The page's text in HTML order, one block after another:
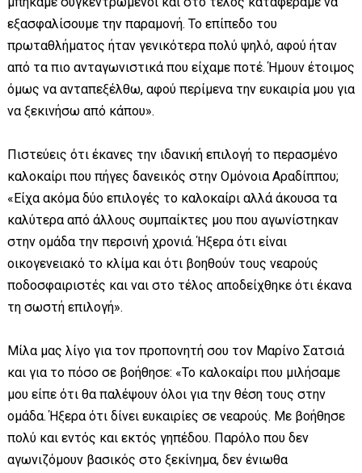
εξασφαλίσουμε την παραμονή. Το επίπεδο του
πρωταθλήματος ήταν γενικότερα πολύ ψηλό, αφού ήταν
από τα πιο ανταγωνιστικά που είχαμε ποτέ. Ήμουν έτοιμος
όμως να ανταπεξέλθω, αφού περίμενα την ευκαιρία μου για
να ξεκινήσω από κάπου».
Πιστεύεις ότι έκανες την ιδανική επιλογή το περασμένο
καλοκαίρι που πήγες δανεικός στην Ομόνοια Αραδίππου;
«Είχα ακόμα δύο επιλογές το καλοκαίρι αλλά άκουσα τα
καλύτερα από άλλους συμπαίκτες μου που αγωνίστηκαν
στην ομάδα την περσινή χρονιά. Ήξερα ότι είναι
οικογενειακό το κλίμα και ότι βοηθούν τους νεαρούς
ποδοσφαιριστές και ναι στο τέλος αποδείχθηκε ότι έκανα
τη σωστή επιλογή».
Μίλα μας λίγο για τον προπονητή σου τον Μαρίνο Σατσιά
και για το πόσο σε βοήθησε: «Το καλοκαίρι που μιλήσαμε
μου είπε ότι θα παλέψουν όλοι για την θέση τους στην
ομάδα. Ήξερα ότι δίνει ευκαιρίες σε νεαρούς. Με βοήθησε
πολύ και εντός και εκτός γηπέδου. Παρόλο που δεν
αγωνιζόμουν βασικός στο ξεκίνημα, δεν ένιωθα